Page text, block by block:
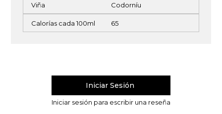
Viña Codorníu
Calorías cada 100ml 65